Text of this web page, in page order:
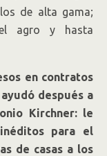
de alta gama;
agro y hasta
en contratos
después a
Kirchner: le
para el
de casas a los